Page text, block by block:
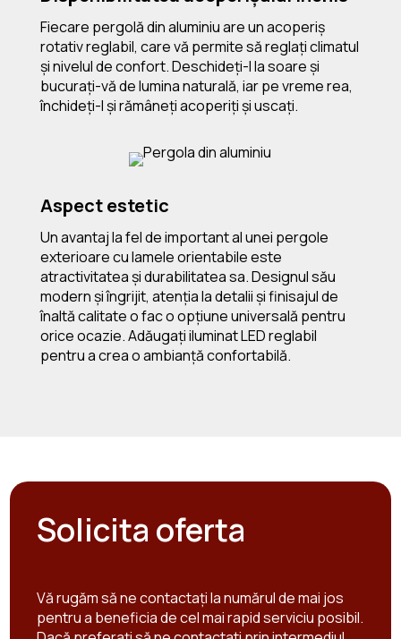
Fiecare pergolă din aluminiu are un acoperiș
rotativ reglabil, care vă permite să reglați climatul
și nivelul de confort. Deschideți-l la soare și
bucurați-vă de lumina naturală, iar pe vreme rea,
închideți-l și rămâneți acoperiți și uscați.
Aspect estetic
Un avantaj la fel de important al unei pergole
exterioare cu lamele orientabile este
atractivitatea și durabilitatea sa. Designul său
modern și îngrijit, atenția la detalii și finisajul de
înaltă calitate o fac o opțiune universală pentru
orice ocazie. Adăugați iluminat LED reglabil
pentru a crea o ambianță confortabilă.
Solicita oferta
Vă rugăm să ne contactați la numărul de mai jos
pentru a beneficia de cel mai rapid serviciu posibil.